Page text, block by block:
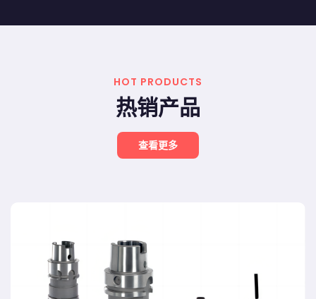
HOT PRODUCTS
热销产品
查看更多